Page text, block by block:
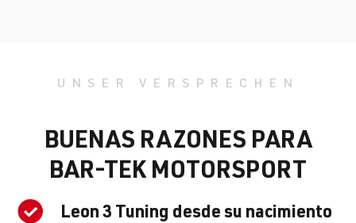
UNSER VERSPRECHEN
BUENAS RAZONES PARA
BAR-TEK MOTORSPORT
Leon 3 Tuning desde su nacimiento